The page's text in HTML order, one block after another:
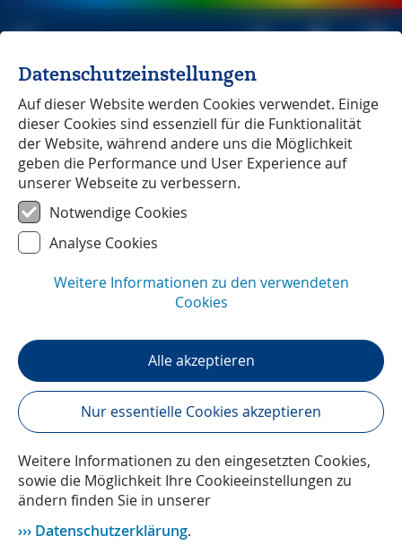
Michael Müller Verlag unabhängig seit 1979
Elsass― Pressestimmen
Datenschutzeinstellungen
Auf dieser Website werden Cookies verwendet. Einige
dieser Cookies sind essenziell für die Funktionalität
der Website, während andere uns die Möglichkeit
geben die Performance und User Experience auf
unserer Webseite zu verbessern.
Notwendige Cookies
Analyse Cookies
Weitere Informationen zu den verwendeten
Cookies
Alle akzeptieren
Nur essentielle Cookies akzeptieren
Weitere Informationen zu den eingesetzten Cookies,
sowie die Möglichkeit Ihre Cookieeinstellungen zu
ändern finden Sie in unserer
Datenschutzerklärung.